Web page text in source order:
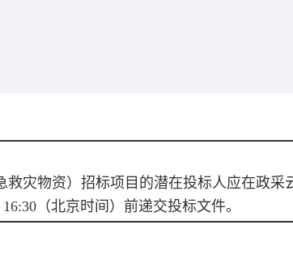
灾物资） 招标项目的潜在投标人应在政采
（北京时间）前递交投标文件。